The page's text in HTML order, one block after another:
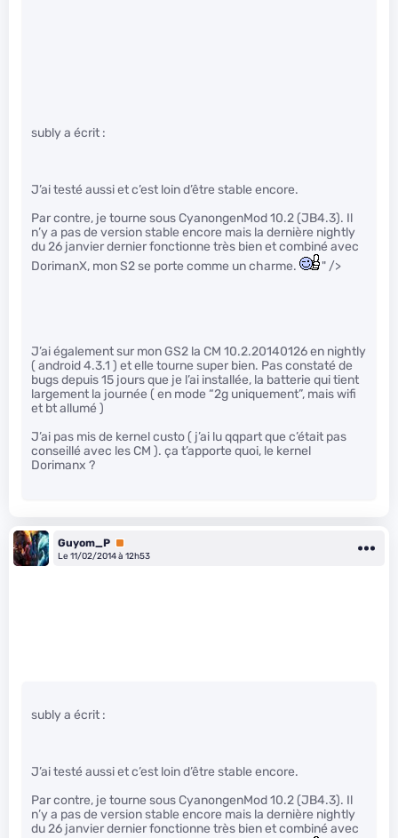
subly a écrit :
J’ai testé aussi et c’est loin d’être stable encore.
Par contre, je tourne sous CyanongenMod 10.2 (JB4.3). Il
n’y a pas de version stable encore mais la dernière nightly
du 26 janvier dernier fonctionne très bien et combiné avec
DorimanX, mon S2 se porte comme un charme.
" />
J’ai également sur mon GS2 la CM 10.2.20140126 en nightly
( android 4.3.1 ) et elle tourne super bien. Pas constaté de
bugs depuis 15 jours que je l’ai installée, la batterie qui tient
largement la journée ( en mode “2g uniquement”, mais wifi
et bt allumé )
J’ai pas mis de kernel custo ( j’ai lu qqpart que c’était pas
conseillé avec les CM ). ça t’apporte quoi, le kernel
Dorimanx ?
Guyom_P Premium
Le 11/02/2014 à 12h53
subly a écrit :
J’ai testé aussi et c’est loin d’être stable encore.
Par contre, je tourne sous CyanongenMod 10.2 (JB4.3). Il
n’y a pas de version stable encore mais la dernière nightly
du 26 janvier dernier fonctionne très bien et combiné avec